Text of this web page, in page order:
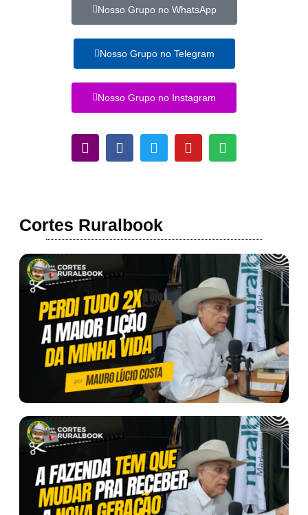
Nosso Grupo no WhatsApp
Nosso Grupo no Telegram
Nosso Grupo no Instagram
Cortes Ruralbook